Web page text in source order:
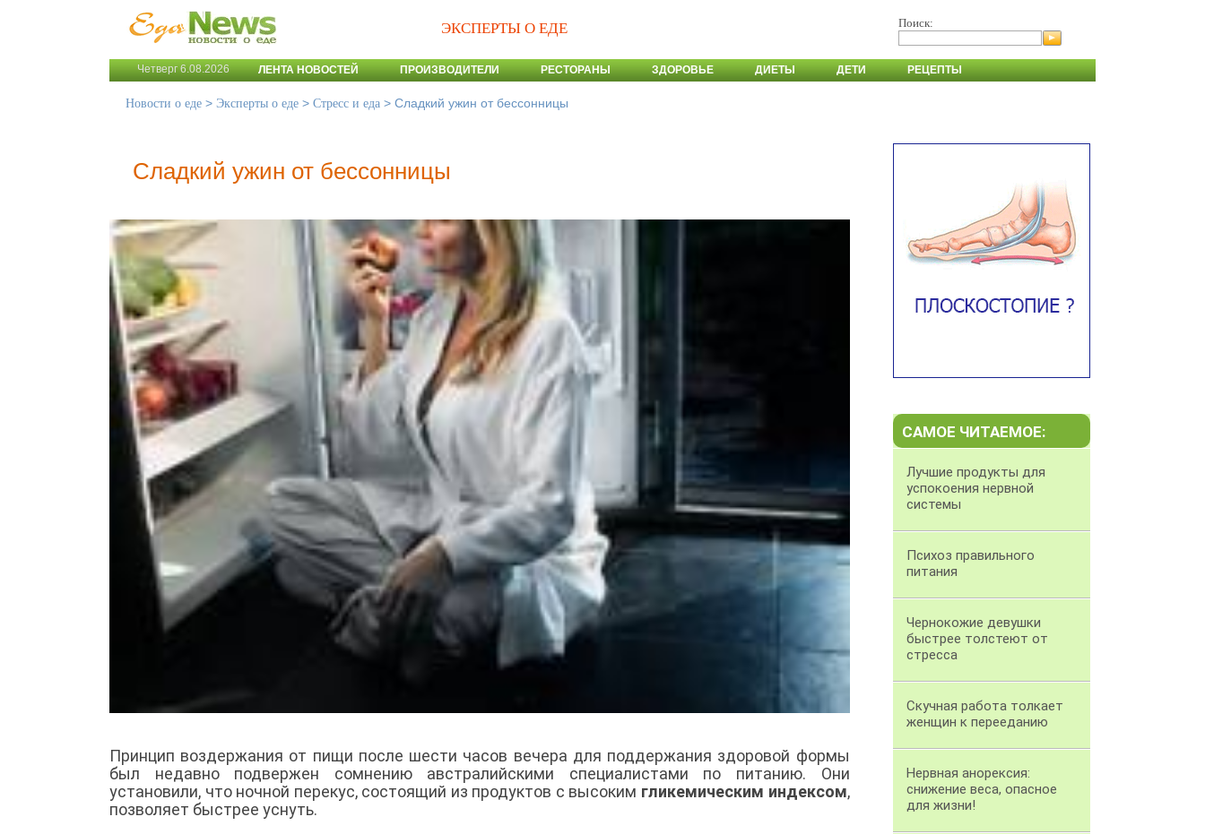
ЭКСПЕРТЫ О ЕДЕ Поиск:
Четверг 6.08.2026 ЛЕНТА НОВОСТЕЙ ПРОИЗВОДИТЕЛИ РЕСТОРАНЫ ЗДОРОВЬЕ ДИЕТЫ ДЕТИ РЕЦЕПТЫ
Новости о еде > Эксперты о еде > Стресс и еда > Сладкий ужин от бессонницы
Сладкий ужин от бессонницы
Принцип воздержания от пищи после шести часов вечера для поддержания здоровой формы
был недавно подвержен сомнению австралийскими специалистами по питанию. Они
установили, что ночной перекус, состоящий из продуктов с высоким гликемическим индексом,
позволяет быстрее уснуть.
САМОЕ ЧИТАЕМОЕ:
Лучшие продукты для
успокоения нервной
системы
Психоз правильного
питания
Чернокожие девушки
быстрее толстеют от
стресса
Скучная работа толкает
женщин к перееданию
Нервная анорексия:
снижение веса, опасное
для жизни!